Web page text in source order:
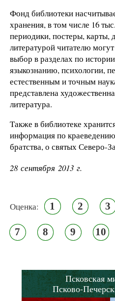
Фонд библиотеки
хранения, в том числе 16
периодики, постеры, карты,
литературой читателю
выбор в разделах по
языкознанию, психологии,
естественным и точным
представлена
литература.
Также в библиотеке
информация по
братства, о святых Северо-
28 сентября 2013 г.
Оценка: 1 2 3
7 8 9 10
Псковская
Псково-